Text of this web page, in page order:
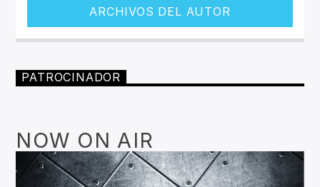
ARCHIVOS DEL AUTOR
PATROCINADOR
NOW ON AIR